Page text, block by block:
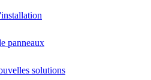
panneaux
solutions